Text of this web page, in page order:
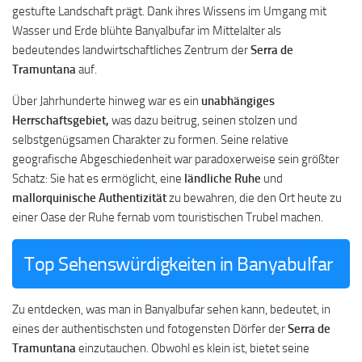
gestufte Landschaft prägt. Dank ihres Wissens im Umgang mit
Wasser und Erde blühte Banyalbufar im Mittelalter als
bedeutendes landwirtschaftliches Zentrum derSerra de
Tramuntana auf.
Über Jahrhunderte hinweg war es ein unabhängiges
Herrschaftsgebiet, was dazu beitrug, seinen stolzen und
selbstgenügsamen Charakter zu formen. Seine relative
geografische Abgeschiedenheit war paradoxerweise sein größter
Schatz: Sie hat es ermöglicht, eine ländliche Ruhe und
mallorquinische Authentizitätzu bewahren, die den Ort heute zu
einer Oase der Ruhe fernab vom touristischen Trubel machen.
Top Sehenswürdigkeiten in Banyabulfar
Zu entdecken, was man in Banyalbufar sehen kann, bedeutet, in
eines der authentischsten und fotogensten Dörfer derSerra de
Tramuntana einzutauchen. Obwohl es klein ist, bietet seine